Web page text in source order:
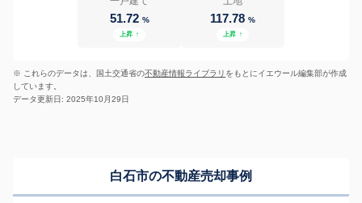
51.72 %
上昇 ↑
117.78 %
上昇 ↑
※ これらのデータは、国土交通省の不動産情報ライブラリ をもとにイエウール編集部が作成
しています。
データ更新日: 2025年10月29日
白石市の不動産売却事例